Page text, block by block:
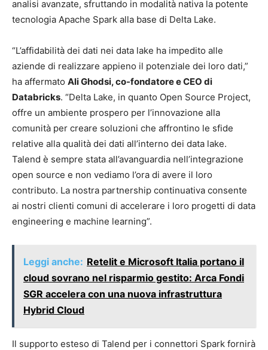
analisi avanzate, sfruttando in modalità nativa la potente
tecnologia Apache Spark alla base di Delta Lake.
“L’affidabilità dei dati nei data lake ha impedito alle
aziende di realizzare appieno il potenziale dei loro dati,”
ha affermato Ali Ghodsi, co-fondatore e CEO di
Databricks. “Delta Lake, in quanto Open Source Project,
offre un ambiente prospero per l’innovazione alla
comunità per creare soluzioni che affrontino le sfide
relative alla qualità dei dati all’interno dei data lake.
Talend è sempre stata all’avanguardia nell’integrazione
open source e non vediamo l’ora di avere il loro
contributo. La nostra partnership continuativa consente
ai nostri clienti comuni di accelerare i loro progetti di data
engineering e machine learning”.
Leggi anche: Retelit e Microsoft Italia portano il
cloud sovrano nel risparmio gestito: Arca Fondi
SGR accelera con una nuova infrastruttura
Hybrid Cloud
Il supporto esteso di Talend per i connettori Spark fornirà